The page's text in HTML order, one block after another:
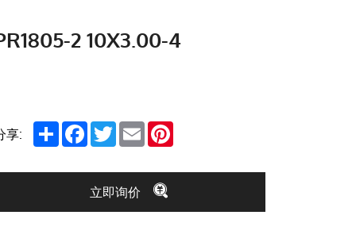
2 10X3.00-4
享: Share FacebookTwitterEmail
立即询价